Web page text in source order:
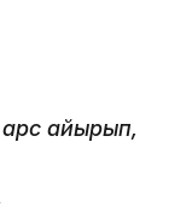
айырып,